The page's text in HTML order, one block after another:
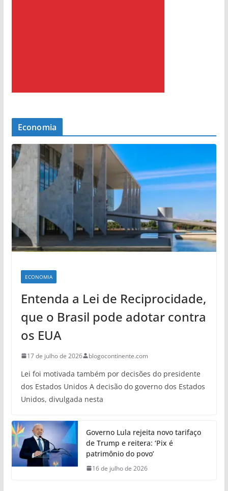
Economia
ECONOMIA
Entenda a Lei de Reciprocidade,
que o Brasil pode adotar contra
os EUA
17 de julho de 2026 blogocontinente.com
Lei foi motivada também por decisões do presidente
dos Estados Unidos A decisão do governo dos Estados
Unidos, divulgada nesta
Governo Lula rejeita novo tarifaço
de Trump e reitera: ‘Pix é
patrimônio do povo’
16 de julho de 2026